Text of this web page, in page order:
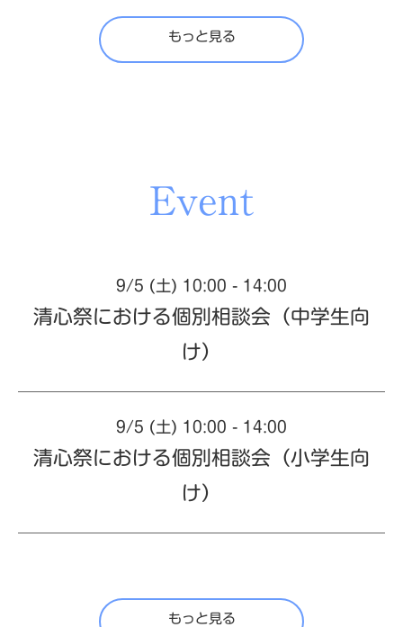
もっと見る
Event
9/5 (土) 10:00 - 14:00
清心祭における個別相談会（中学生向
け）
9/5 (土) 10:00 - 14:00
清心祭における個別相談会（小学生向
け）
もっと見る